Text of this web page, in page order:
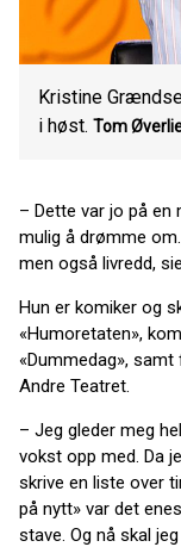
Kristine
i høst. Tom
– Dette var jo på en
mulig å drømme
men også livredd,
Hun er komiker og
«Humoretaten»,
«Dummedag»,
Andre Teatret.
– Jeg gleder meg
vokst opp med. Da
skrive en liste over
på nytt» var det
stave. Og nå skal